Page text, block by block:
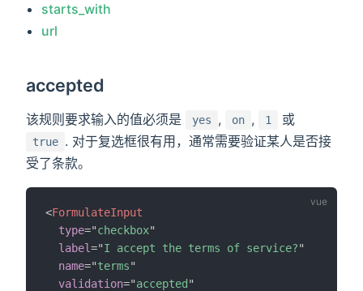
starts_with
url
accepted
该规则要求输入的值必须是 yes , on , 1 或
true . 对于复选框很有用，通常需要验证某人是否接
受了条款。
<FormulateInput
type="checkbox"
label="I accept the terms of service?"
name="terms"
validation="accepted "